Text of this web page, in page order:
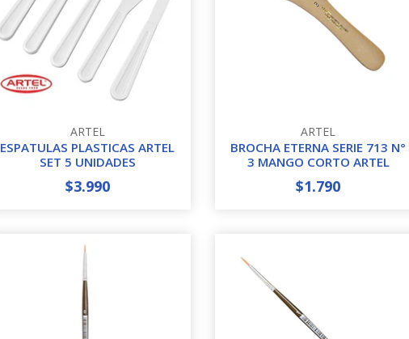
ARTEL
ESPATULAS PLASTICAS ARTEL
SET 5 UNIDADES
+
$3.990
ARTEL
BROCHA ETERNA SERIE 713 N°
3 MANGO CORTO ARTEL
+
$1.790